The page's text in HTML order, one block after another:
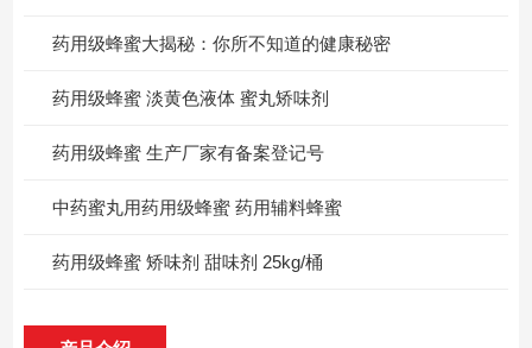
药用级蜂蜜大揭秘：你所不知道的健康秘密
药用级蜂蜜 淡黄色液体 蜜丸矫味剂
药用级蜂蜜 生产厂家有备案登记号
中药蜜丸用药用级蜂蜜 药用辅料蜂蜜
药用级蜂蜜 矫味剂 甜味剂 25kg/桶